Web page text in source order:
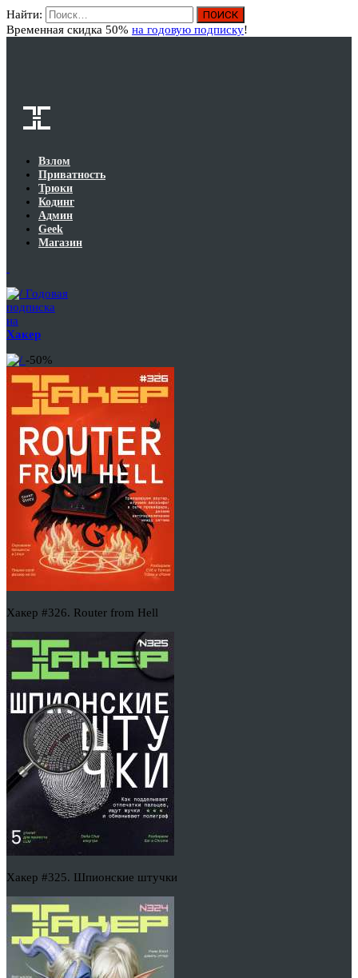
Найти:
Временная скидка 50% на годовую подписку!
Взлом
Приватность
Трюки
Кодинг
Админ
Geek
Магазин
Годовая
подписка
на
Хакер
-50%
Хакер #326. Router from Hell
Хакер #325. Шпионские штучки